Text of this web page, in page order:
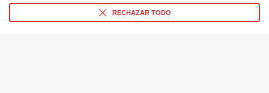
RECHAZAR TODO